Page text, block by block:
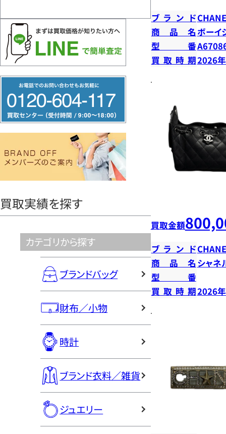
リ
ー
ヤ
買取実績を探す
カテゴリから探す
ブランドバッグ
財布／小物
時計
ブランド衣料／雑貨
ジュエリー
ブランド
商品名ボーイ
型番
買取時期2026
買取金額
ブランド
商品名 シャネ
型番
買取時期2026